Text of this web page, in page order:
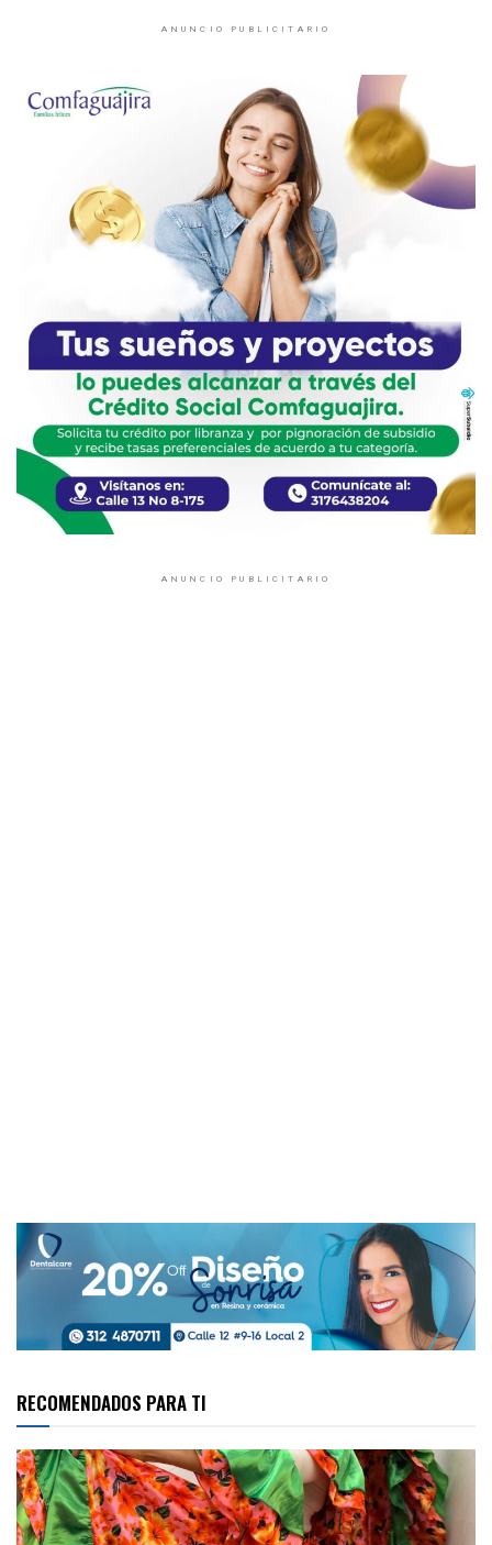
ANUNCIO PUBLICITARIO
ANUNCIO PUBLICITARIO
RECOMENDADOS PARA TI